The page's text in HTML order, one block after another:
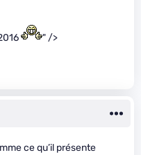
" />
ce qu’il présente